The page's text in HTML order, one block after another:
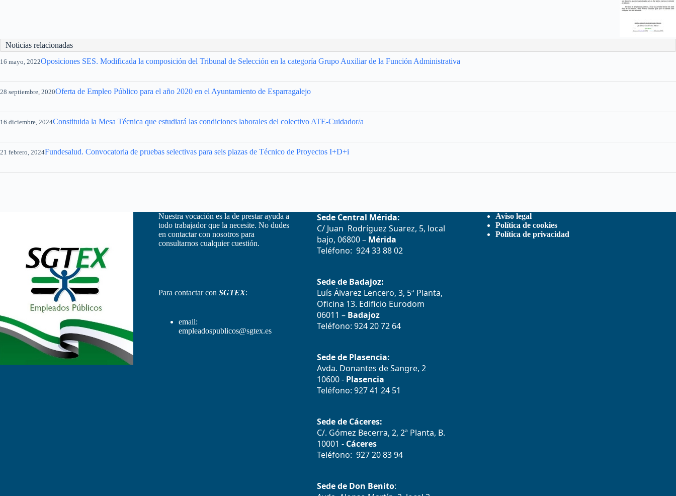
Noticias relacionadas
16 mayo, 2022Oposiciones SES. Modificada la composición del Tribunal de Selección en la categoría Grupo Auxiliar de la Función Administrativa
28 septiembre, 2020Oferta de Empleo Público para el año 2020 en el Ayuntamiento de Esparragalejo
16 diciembre, 2024Constituida la Mesa Técnica que estudiará las condiciones laborales del colectivo ATE-Cuidador/a
21 febrero, 2024Fundesalud. Convocatoria de pruebas selectivas para seis plazas de Técnico de Proyectos I+D+i
Nuestra vocación es la de prestar ayuda a
todo trabajador que la necesite. No dudes
en contactar con nosotros para
consultarnos cualquier cuestión.
Para contactar con SGTEX:
email:
empleadospublicos@sgtex.es
Sede Central Mérida:
C/ Juan Rodríguez Suarez, 5, local
bajo, 06800 – Mérida
Teléfono: 924 33 88 02
Sede de Badajoz:
Luís Álvarez Lencero, 3, 5ª Planta,
Oficina 13. Edificio Eurodom
06011 – Badajoz
Teléfono: 924 20 72 64
Sede de Plasencia:
Avda. Donantes de Sangre, 2
10600 -Plasencia
Teléfono: 927 41 24 51
Sede de Cáceres:
C/. Gómez Becerra, 2, 2ª Planta, B.
10001 -Cáceres
Teléfono: 927 20 83 94
Sede de Don Benito:
Aviso legal
Política de cookies
Política de privacidad